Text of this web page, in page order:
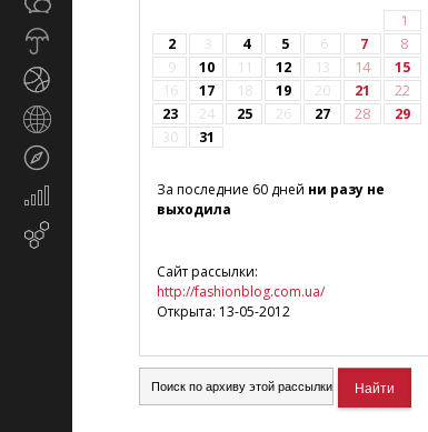
Экономика
1
2
3 4 5 6 7
8
9
10 11 12 13 14
15
16
17 18 19 20 21
22
23
24 25 26 27 28
29
30
31
За последние 60 дней ни разу не
выходила
Сайт рассылки:
http://fashionblog.com.ua/
Открыта: 13-05-2012